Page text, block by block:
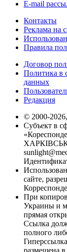
E-mail
Контакты
Реклама на
Правила
Договор
Политика в
данных
Редакция
© 2000-
Субъект в
сайте,
При
Украины и
прямая
Ссылка
полного
размещена в